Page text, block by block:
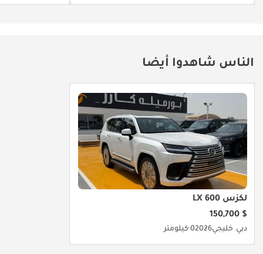
الناس شاهدوا أيضا
لكزس LX 600
$ 150,700
دبي خليجي20260 كيلومتر